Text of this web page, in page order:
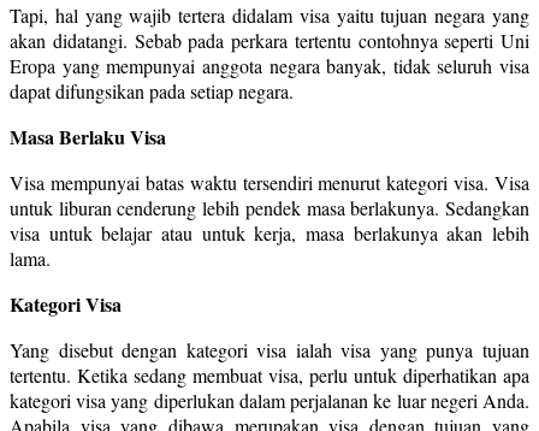
Tapi, hal yang wajib tertera didalam visa yaitu tujuan negara yang
akan didatangi. Sebab pada perkara tertentu contohnya seperti Uni
Eropa yang mempunyai anggota negara banyak, tidak seluruh visa
dapat difungsikan pada setiap negara.
Masa Berlaku Visa
Visa mempunyai batas waktu tersendiri menurut kategori visa. Visa
untuk liburan cenderung lebih pendek masa berlakunya. Sedangkan
visa untuk belajar atau untuk kerja, masa berlakunya akan lebih
lama.
Kategori Visa
Yang disebut dengan kategori visa ialah visa yang punya tujuan
tertentu. Ketika sedang membuat visa, perlu untuk diperhatikan apa
kategori visa yang diperlukan dalam perjalanan ke luar negeri Anda.
Apabila visa yang dibawa merupakan visa dengan tujuan yang